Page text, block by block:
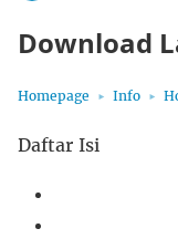
Download
Homepage Info
Daftar Isi